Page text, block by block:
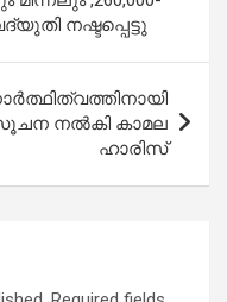
നഷ്ടപ്പെട്ടു
സൂചന നൽകി കാമല
ഹാരിസ്